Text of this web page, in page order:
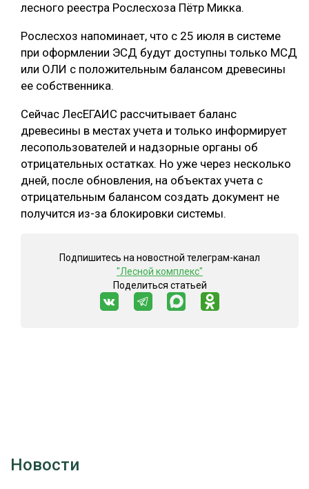
лесного реестра Рослесхоза Пётр Микка.
Рослесхоз напоминает, что с 25 июля в системе
при оформлении ЭСД будут доступны только МСД
или ОЛИ с положительным балансом древесины
ее собственника.
Сейчас ЛесЕГАИС рассчитывает баланс
древесины в местах учета и только информирует
лесопользователей и надзорные органы об
отрицательных остатках. Но уже через несколько
дней, после обновления, на объектах учета с
отрицательным балансом создать документ не
получится из-за блокировки системы.
Подпишитесь на новостной телеграм-канал
"Лесной комплекс"
Поделиться статьей
Новости